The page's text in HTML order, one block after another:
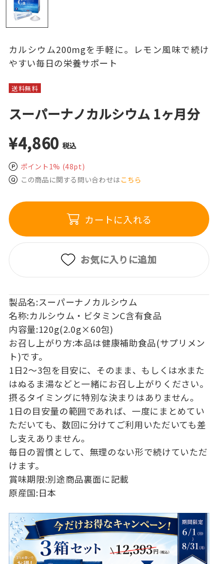
カルシウム200mgを手軽に。レモン風味で続け
やすい毎日の栄養サポート
送料無料
スーパーナノカルシウム 1ヶ月分
¥4,860 税込
ポイント1% (48pt)
この商品に関する問い合わせはこちら
カートに入れる
お気に入りに追加
製品名:スーパーナノカルシウム
名称:カルシウム・ビタミンC含有食品
内容量:120g(2.0g×60包)
お召し上がり方:本品は健康補助食品(サプリメン
ト)です。
1日2～3包を目安に、そのまま、もしくは水また
はぬるま湯などと一緒にお召し上がりください。
摂るタイミングに特別な決まりはありません。
1日の目安量の範囲であれば、一度にまとめてい
ただいても、数回に分けてご利用いただいても差
し支えありません。
毎日の習慣として、無理のない形で続けていただ
けます。
賞味期限:別途商品裏面に記載
原産国:日本